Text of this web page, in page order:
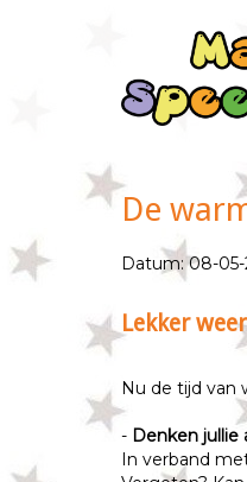
De
Datum: 08-
Lekker
Nu de tijd van
- Denken jullie
In verband